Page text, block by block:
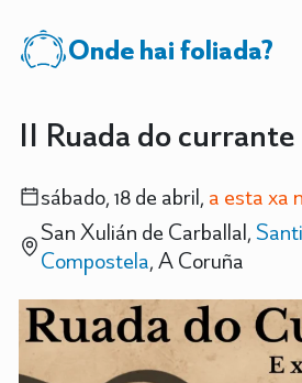
Onde hai foliada?
II Ruada do currante
sábado, 18 de abril, a esta xa
San Xulián de Carballal,
Compostela, A Coruña